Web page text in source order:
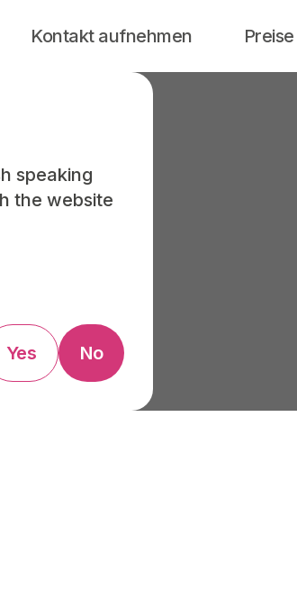
Kontakt aufnehmen Preise
speaking
the website
Yes No